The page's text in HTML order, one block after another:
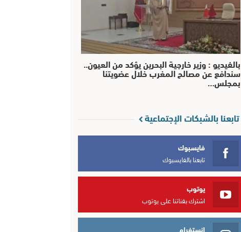
بالفيديو : وزير خارجية البحرين يؤكد من العيون..
سندافع عن مصالح المغرب خلال عضويتنا
بمجلس…
تابعنا بالشبكات الإجتماعية
فايسبوك
تابعنا بالفايسبوك
يوتوب
اشترك بقناتنا على يوتوب